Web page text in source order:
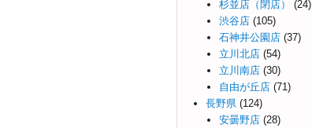
杉並店（閉店）
(24)
渋谷店(105)
石神井公園店(37)
立川北店(54)
立川南店(30)
自由が丘店(71)
長野県 (124)
安曇野店(28)